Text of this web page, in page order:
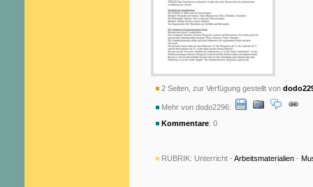
2 Seiten, zur Verfügung gestellt von
Mehr von dodo2296:
Kommentare: 0
RUBRIK: Unterricht - Arbeitsmaterialien -